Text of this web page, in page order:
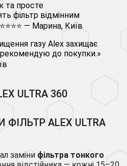
та просте
фільтр відмінним
— Марина, Київ
газу Alex захищає
до покупки.»
ULTRA 360
ALEX ULTRA
замінифільтра тонкого